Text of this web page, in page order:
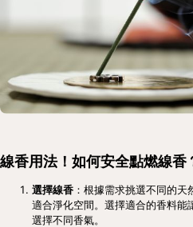
線香用法！如何安全點燃線香
選擇線香 ：根據需求挑選不同的
適合淨化空間。選擇適合的香料
選擇不同香氣。